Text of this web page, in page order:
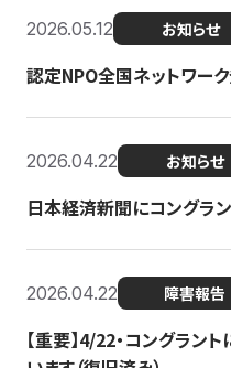
2026.05.12 お知らせ
認定NPO全国ネットワー
2026.04.22 お知らせ
日本経済新聞にコングラ
2026.04.22 障害報告
【重要】4/22・コングラン